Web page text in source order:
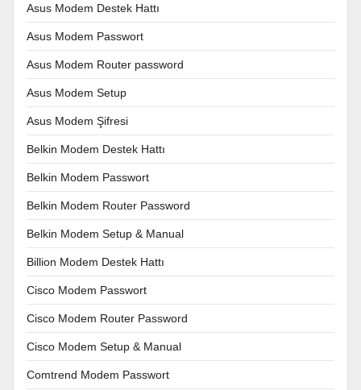
Asus Modem Destek Hattı
Asus Modem Passwort
Asus Modem Router password
Asus Modem Setup
Asus Modem Şifresi
Belkin Modem Destek Hattı
Belkin Modem Passwort
Belkin Modem Router Password
Belkin Modem Setup & Manual
Billion Modem Destek Hattı
Cisco Modem Passwort
Cisco Modem Router Password
Cisco Modem Setup & Manual
Comtrend Modem Passwort